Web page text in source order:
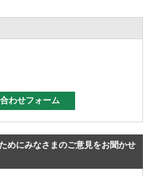
めにみなさまのご意見をお聞かせ